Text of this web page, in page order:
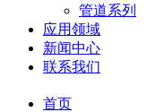
管道系列
应用领域
新闻中心
联系我们
首页